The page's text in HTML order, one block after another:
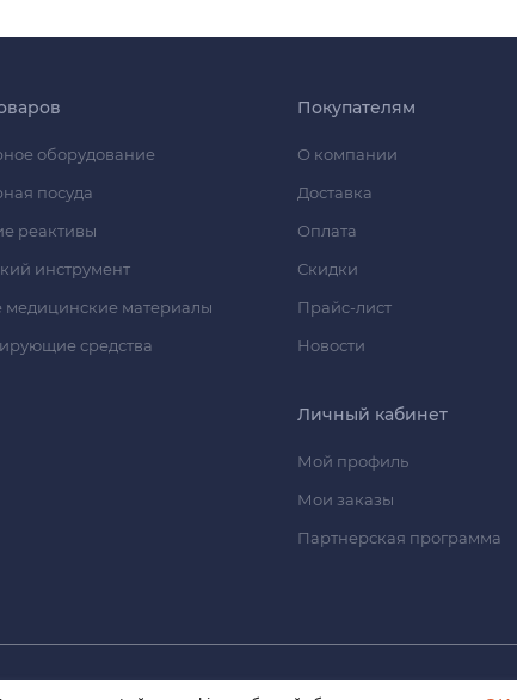
оборудование
посуда
реактивы
инструмент
медицинские материалы
средства
Покупателям
О компании
Доставка
Оплата
Скидки
Прайс-лист
Новости
Личный кабинет
Мой профиль
Мои заказы
Партнерская программа